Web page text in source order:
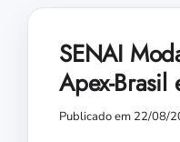
SENAI
Apex-Brasil
Publicado em 22/08/